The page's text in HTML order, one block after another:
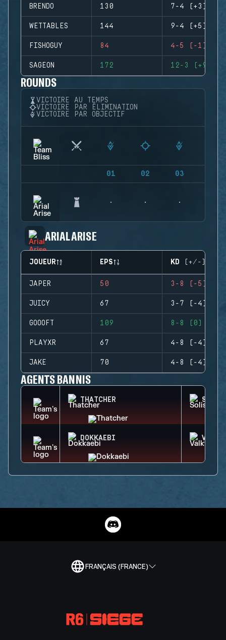
BRENDO 130 7-4 (+3)
WETTABLES 144 9-4 (+5)
FISHOGUY 84 4-5 (-1)
SAGEON 172 12-3 (+9)
ROUNDS
VICTOIRE AU TEMPS
VICTOIRE PAR ÉLIMINATION
VICTOIRE PAR OBJECTIF
01 02 03
ARIAL ARISE
JOUEUR EPS KD (+/-)
JAPER 50 3-8 (-5)
JUICY 67 3-7 (-4)
GOOOFT 109 8-8 (0)
PLAYXR 67 4-8 (-4)
JAKE 70 4-8 (-4)
AGENTS BANNIS
THATCHER SOLIS
DOKKAEBI
FRANÇAIS (FRANCE)